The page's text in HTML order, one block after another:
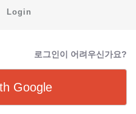
Login
로그인이 어려우신가요?
Google